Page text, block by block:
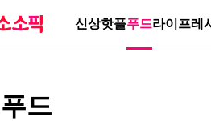
신상핫플푸드라이프레
푸드